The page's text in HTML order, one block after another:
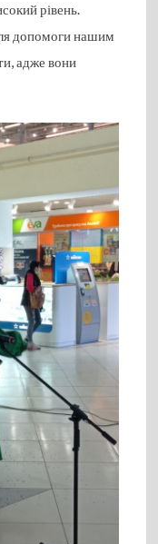
рівень.
допомоги нашим
адже вони